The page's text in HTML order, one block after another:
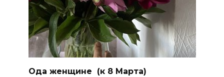
Ода женщине (к 8 Марта)